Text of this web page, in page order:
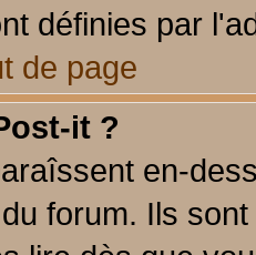
définies par
de page
it ?
en-
forum. Ils